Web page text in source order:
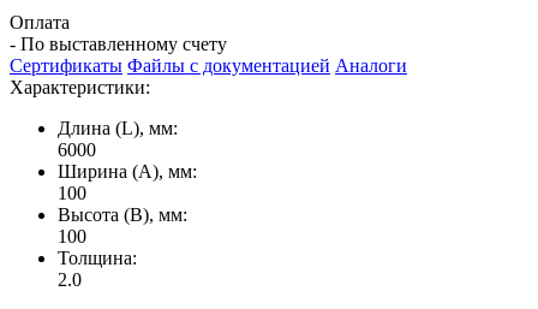
Оплата
- По выставленному счету
Сертификаты Файлы с документацией Аналоги
Характеристики:
Длина (L), мм:
6000
Ширина (А), мм:
100
Высота (В), мм:
100
Толщина:
2.0